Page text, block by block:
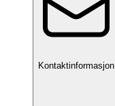
Kontaktinformasjon